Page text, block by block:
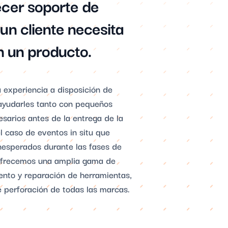
soporte de
cliente necesita
un producto.
experiencia a disposición de
tanto con pequeños
antes de la entrega de la
caso de eventos in situ que
durante las fases de
una amplia gama de
y reparación de herramientas,
de todas las marcas.